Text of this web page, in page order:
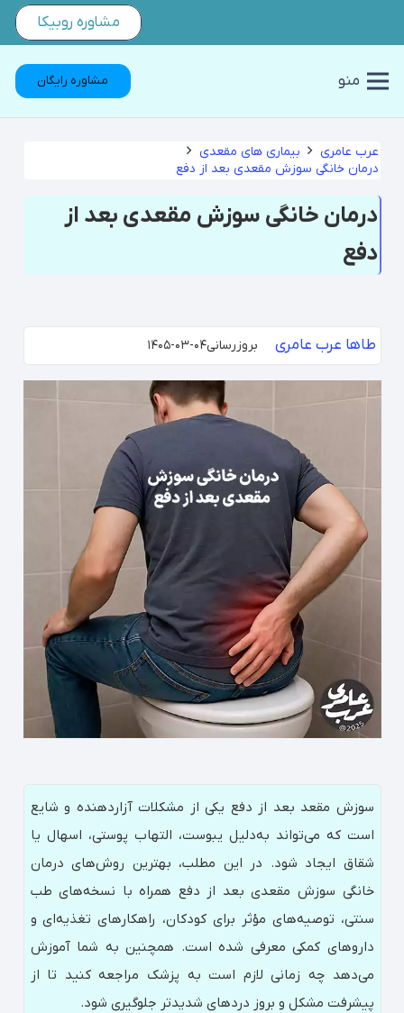
مشاوره روبیکا
منو مشاوره رایگان
عرب عامری
بیماری های مقعدی
درمان خانگی سوزش مقعدی بعد از دفع
درمان خانگی سوزش مقعدی بعد از
دفع
طاها عرب عامری بروزرسانی۱۴۰۵-۰۳-۰۴
سوزش مقعد بعد از دفع یکی از مشکلات آزاردهنده و شایع
است که می‌تواند به‌دلیل یبوست، التهاب پوستی، اسهال یا
شقاق ایجاد شود. در این مطلب، بهترین روش‌های درمان
خانگی سوزش مقعدی بعد از دفع همراه با نسخه‌های طب
سنتی، توصیه‌های مؤثر برای کودکان، راهکارهای تغذیه‌ای و
داروهای کمکی معرفی شده است. همچنین به شما آموزش
می‌دهد چه زمانی لازم است به پزشک مراجعه کنید تا از
پیشرفت مشکل و بروز دردهای شدیدتر جلوگیری شود.